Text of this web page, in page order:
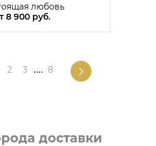
любовь
8 900 руб.
2 3 .... 8
доставки